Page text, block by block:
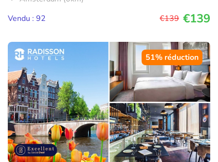
Vendu : 92
€139 €139
51% réduction